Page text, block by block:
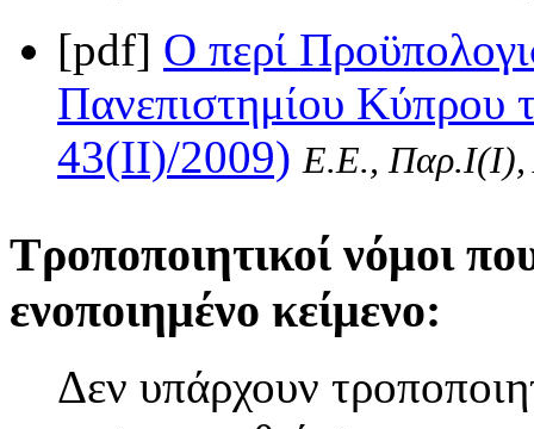
[pdf] Ο περί
Πανεπιστημίου
43(II)/2009) Ε.Ε., Παρ.Ι(I),
Τροποποιητικοί νόμοι
ενοποιημένο κείμενο:
Δεν υπάρχουν